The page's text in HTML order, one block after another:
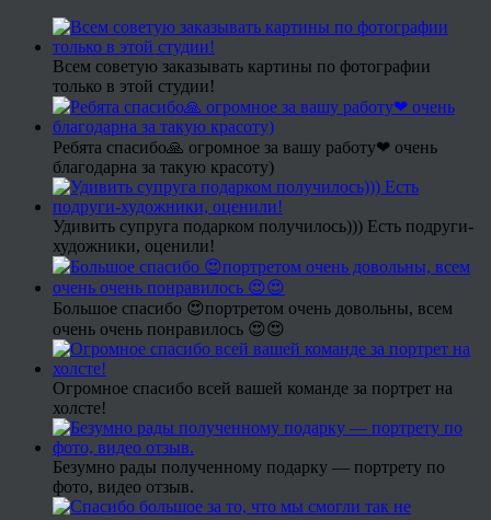
Всем советую заказывать картины по фотографии
только в этой студии!
Ребята спасибо🙏 огромное за вашу работу❤ очень
благодарна за такую красоту)
Удивить супруга подарком получилось))) Есть подруги-
художники, оценили!
Большое спасибо 😍портретом очень довольны, всем
очень очень понравилось 😍😍
Огромное спасибо всей вашей команде за портрет на
холсте!
Безумно рады полученному подарку — портрету по
фото, видео отзыв.